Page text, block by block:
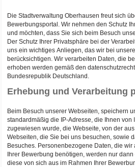
Die Stadtverwaltung Oberhausen freut sich
Bewerbungsportal. Wir nehmen den Schutz
und möchten, dass Sie sich beim Besuch
Der Schutz Ihrer Privatsphäre bei der
uns ein wichtiges Anliegen, das wir bei
berücksichtigen. Wir verarbeiten Daten, die
erhoben werden gemäß den
Bundesrepublik Deutschland.
Erhebung und Verarbeitung
Beim Besuch unserer Webseiten, speichern
standardmäßig die IP-Adresse, die Ihnen von
zugewiesen wurde, die Webseite, von der
Webseiten, die Sie bei uns besuchen, sowie
Besuches. Personenbezogene Daten, die
Ihrer Bewerbung benötigen, werden nur
diese von sich aus im Rahmen Ihrer